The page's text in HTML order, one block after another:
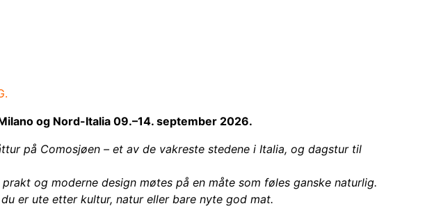
og Nord-Italia 09.–14. september 2026.
på Comosjøen – et av de vakreste stedene i Italia, og dagstur til
og moderne design møtes på en måte som føles ganske naturlig.
er ute etter kultur, natur eller bare nyte god mat.